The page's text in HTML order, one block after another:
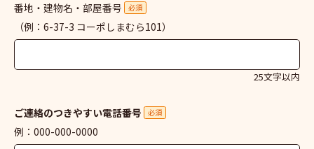
番地・建物名・部屋番号 必須
（例：6-37-3 コーポしまむら101）
25文字以内
ご連絡のつきやすい電話番号 必須
例：000-000-0000